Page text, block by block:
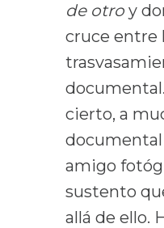
de otroy
cruce entre
cierto, a
documental
amigo
sustento
allá de ello.